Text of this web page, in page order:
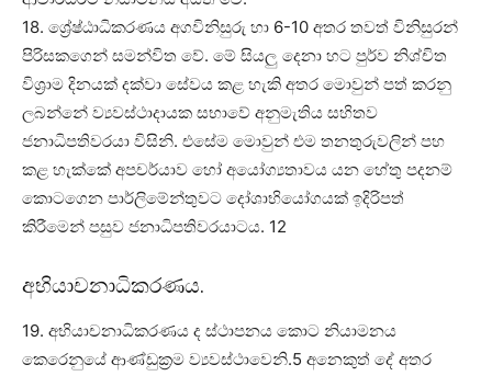
18. ශ්‍රේෂ්ඨාධිකරණය අගවිනිසුරු හා 6-10 අතර තවත් විනිසුරන්
පිරිසකගෙන් සමන්විත වේ. මේ සියලු දෙනා හට පුර්ව නිශ්චිත
විශ්‍රාම දිනයක් දක්වා සේවය කළ හැකි අතර මොවුන් පත් කරනු
ලබන්නේ ව්‍යවස්ථාදායක සභාවේ අනුමැතිය සහිතව
ජනාධිපතිවරයා විසිනි. එසේම මොවුන් එම තනතුරුවලින් පහ
කළ හැක්කේ අපචර්යාව හෝ අයෝග්‍යතාවය යන හේතු පදනම්
කොටගෙන පාර්ලිමේන්තුවට දෝශාභියෝගයක් ඉදිරිපත්
කිරීමෙන් පසුව ජනාධිපතිවරයාටය. 12
අභියාචනාධිකරණය.
19. අභියාචනාධිකරණය ද ස්ථාපනය කොට නියාමනය
කෙරෙනුයේ ආණ්ඩුක්‍රම ව්‍යවස්ථාවෙනි.5 අනෙකුත් දේ අතර